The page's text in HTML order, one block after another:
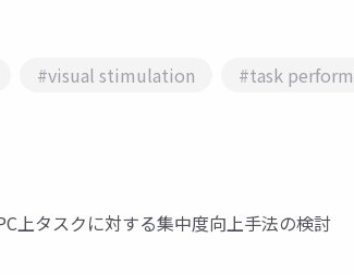
#visual stimulation #task
上タスクに対する集中度向上手法の検討